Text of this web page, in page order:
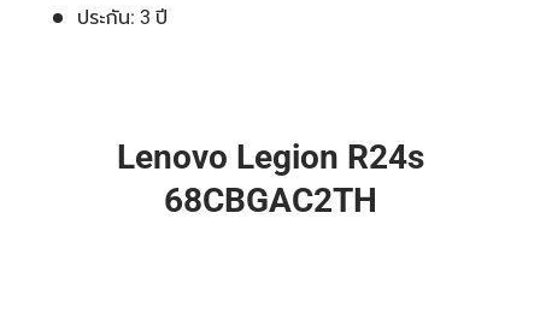
ประกัน: 3 ปี
Lenovo Legion R24s
68CBGAC2TH